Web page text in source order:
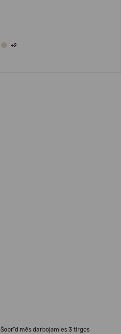
+2
Šobrīd mēs darbojamies 3 tirgos